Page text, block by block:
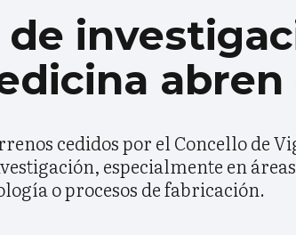
abren
cedidos por el Concello de
especialmente en
o procesos de fabricación.